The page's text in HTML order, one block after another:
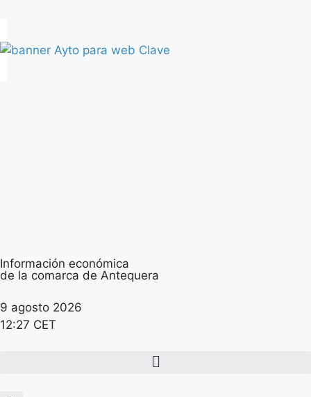
Información económica
de la comarca de Antequera
9 agosto 2026
12:27 CET